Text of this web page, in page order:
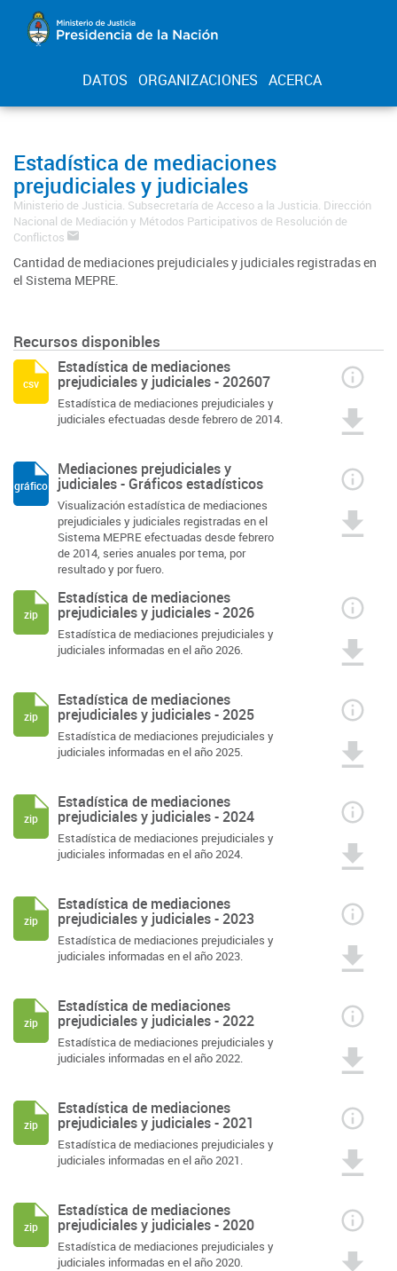
DATOS ORGANIZACIONES ACERCA
Estadística de mediaciones
prejudiciales y judiciales
Ministerio de Justicia. Subsecretaría de Acceso a la Justicia. Dirección
Nacional de Mediación y Métodos Participativos de Resolución de
Conflictos
Cantidad de mediaciones prejudiciales y judiciales registradas en
el Sistema MEPRE.
Recursos disponibles
Estadística de mediaciones
prejudiciales y judiciales - 202607
Estadística de mediaciones prejudiciales y
judiciales efectuadas desde febrero de 2014.
csv
Mediaciones prejudiciales y
judiciales - Gráficos estadísticos
Visualización estadística de mediaciones
prejudiciales y judiciales registradas en el
Sistema MEPRE efectuadas desde febrero
de 2014, series anuales por tema, por
resultado y por fuero.
gráfico
Estadística de mediaciones
prejudiciales y judiciales - 2026
Estadística de mediaciones prejudiciales y
judiciales informadas en el año 2026.
zip
Estadística de mediaciones
prejudiciales y judiciales - 2025
Estadística de mediaciones prejudiciales y
judiciales informadas en el año 2025.
zip
Estadística de mediaciones
prejudiciales y judiciales - 2024
Estadística de mediaciones prejudiciales y
judiciales informadas en el año 2024.
zip
Estadística de mediaciones
prejudiciales y judiciales - 2023
Estadística de mediaciones prejudiciales y
judiciales informadas en el año 2023.
zip
Estadística de mediaciones
prejudiciales y judiciales - 2022
Estadística de mediaciones prejudiciales y
judiciales informadas en el año 2022.
zip
Estadística de mediaciones
prejudiciales y judiciales - 2021
Estadística de mediaciones prejudiciales y
judiciales informadas en el año 2021.
zip
Estadística de mediaciones
prejudiciales y judiciales - 2020
Estadística de mediaciones prejudiciales y
judiciales informadas en el año 2020.
zip